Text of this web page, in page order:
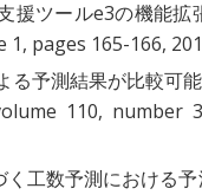
援ツールe3の機能拡
1, pages 165-166,
る予測結果が比較可
110, number
く工数予測における